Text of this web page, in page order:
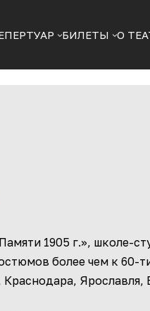
БИЛЕТЫ О
1905 г.», школе-
более чем к 60-
Ярославля,